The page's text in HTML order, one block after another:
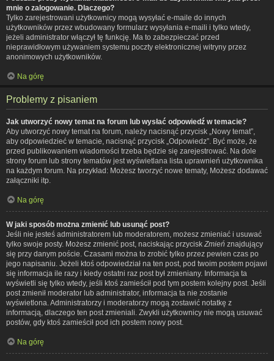
mnie o zalogowanie. Dlaczego?
Tylko zarejestrowani użytkownicy mogą wysyłać e-maile do innych
użytkowników przez wbudowany formularz wysyłania e-maili i tylko wtedy,
jeżeli administrator włączył tę funkcję. Ma to zabezpieczać przed
nieprawidłowym używaniem systemu poczty elektronicznej witryny przez
anonimowych użytkowników.
Na górę
Problemy z pisaniem
Jak utworzyć nowy temat na forum lub wysłać odpowiedź w temacie?
Aby utworzyć nowy temat na forum, należy nacisnąć przycisk „Nowy temat”,
aby odpowiedzieć w temacie, nacisnąć przycisk „Odpowiedz”. Być może, że
przed publikowaniem wiadomości trzeba będzie się zarejestrować. Na dole
strony forum lub strony tematów jest wyświetlana lista uprawnień użytkownika
na każdym forum. Na przykład: Możesz tworzyć nowe tematy, Możesz dodawać
załączniki itp.
Na górę
W jaki sposób można zmienić lub usunąć post?
Jeśli nie jesteś administratorem lub moderatorem, możesz zmieniać i usuwać
tylko swoje posty. Możesz zmienić post, naciskając przycisk Zmień znajdujący
się przy danym poście. Czasami można to zrobić tylko przez pewien czas po
jego napisaniu. Jeżeli ktoś odpowiedział na ten post, pod twoim postem pojawi
się informacja ile razy i kiedy ostatni raz post był zmieniany. Informacja ta
wyświetli się tylko wtedy, jeśli ktoś zamieścił pod tym postem kolejny post. Jeśli
post zmienił moderator lub administrator, informacja ta nie zostanie
wyświetlona. Administratorzy i moderatorzy mogą zostawić notatkę z
informacją, dlaczego ten post zmieniali. Zwykli użytkownicy nie mogą usuwać
postów, gdy ktoś zamieścił pod ich postem nowy post.
Na górę